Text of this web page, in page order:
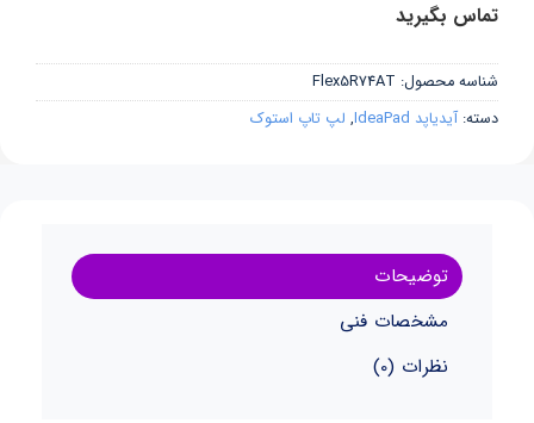
تماس بگیرید
شناسه محصول: Flex5R74AT
دسته: آیدیاپد IdeaPad , لپ تاپ استوک
توضیحات
مشخصات فنی
نظرات (0)